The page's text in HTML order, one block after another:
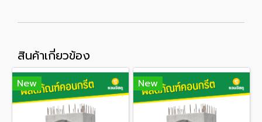
สินค้าเกี่ยวข้อง
New New